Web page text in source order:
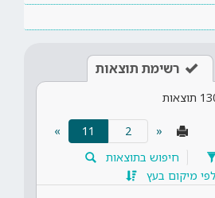
רשימת תוצאות
תוצאות
«
11
»
חיפוש בתוצאות
לפי מיקום בעץ